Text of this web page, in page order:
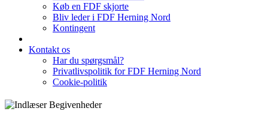
Køb en FDF skjorte
Bliv leder i FDF Herning Nord
Kontingent
Kontakt os
Har du spørgsmål?
Privatlivspolitik for FDF Herning Nord
Cookie-politik